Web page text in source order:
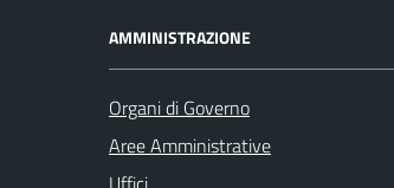
AMMINISTRAZIONE
Organi di Governo
Aree Amministrative